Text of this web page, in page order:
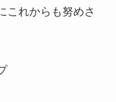
これからも努めさ